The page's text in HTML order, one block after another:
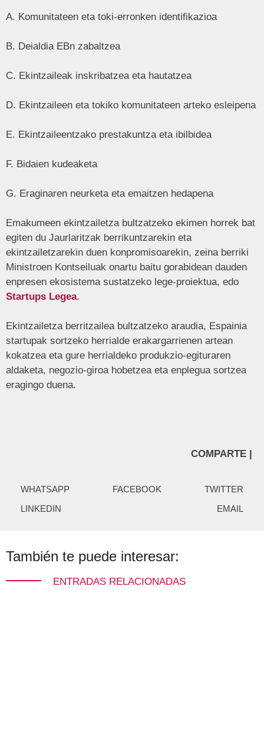
A. Komunitateen eta toki-erronken identifikazioa
B. Deialdia EBn zabaltzea
C. Ekintzaileak inskribatzea eta hautatzea
D. Ekintzaileen eta tokiko komunitateen arteko esleipena
E. Ekintzaileentzako prestakuntza eta ibilbidea
F. Bidaien kudeaketa
G. Eraginaren neurketa eta emaitzen hedapena
Emakumeen ekintzailetza bultzatzeko ekimen horrek bat
egiten du Jaurlaritzak berrikuntzarekin eta
ekintzailetzarekin duen konpromisoarekin, zeina berriki
Ministroen Kontseiluak onartu baitu gorabidean dauden
enpresen ekosistema sustatzeko lege-proiektua, edo
Startups Legea.
Ekintzailetza berritzailea bultzatzeko araudia, Espainia
startupak sortzeko herrialde erakargarrienen artean
kokatzea eta gure herrialdeko produkzio-egituraren
aldaketa, negozio-giroa hobetzea eta enplegua sortzea
eragingo duena.
COMPARTE |
WHATSAPP FACEBOOK
TWITTER
LINKEDIN
EMAIL
También te puede interesar:
ENTRADAS RELACIONADAS